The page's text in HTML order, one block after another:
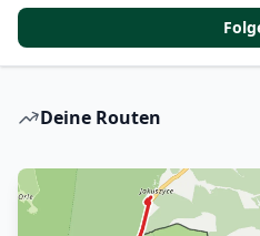
Deine Routen